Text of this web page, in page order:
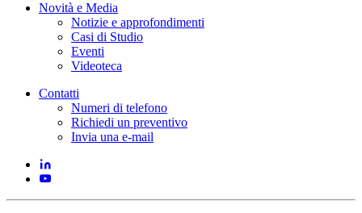
Novità e Media
Notizie e approfondimenti
Casi di Studio
Eventi
Videoteca
Contatti
Numeri di telefono
Richiedi un preventivo
Invia una e-mail